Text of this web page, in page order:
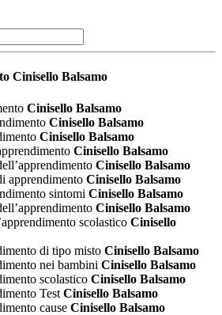
Cinisello Balsamo
Cinisello Balsamo
Cinisello Balsamo
Cinisello Balsamo
Cinisello Balsamo
Cinisello Balsamo
apprendimento Cinisello Balsamo
sintomi Cinisello Balsamo
Cinisello Balsamo
scolastico Cinisello
di tipo misto Cinisello Balsamo
nei bambini Cinisello Balsamo
scolastico Cinisello Balsamo
Test Cinisello Balsamo
cause Cinisello Balsamo